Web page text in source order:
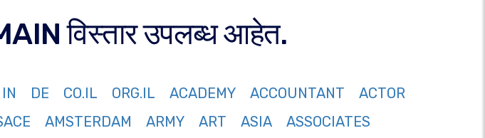
विस्तार उपलब्ध आहेत.
IN DE CO.IL ORG.IL ACADEMY ACCOUNTANT
ACTOR
AMSTERDAM ARMY ART ASIA ASSOCIATES